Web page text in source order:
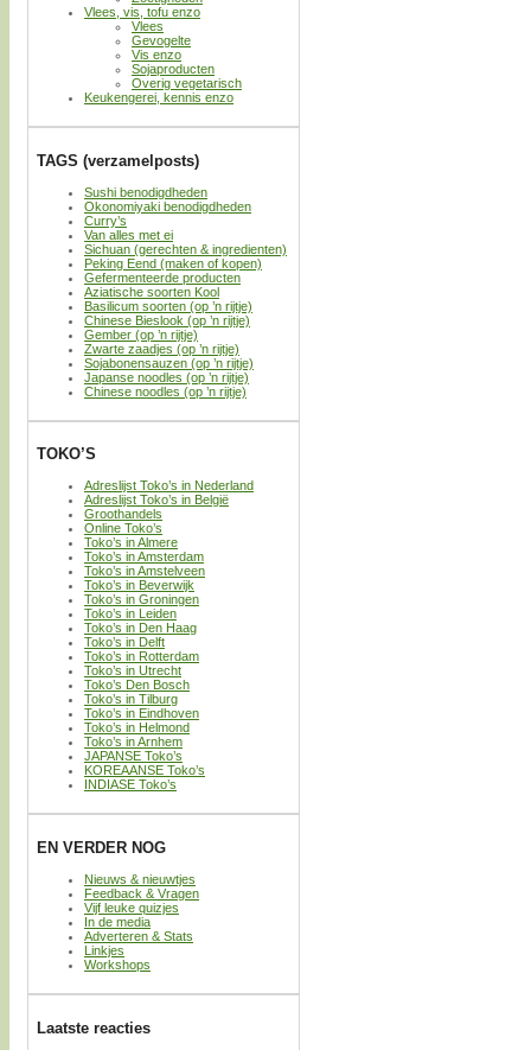
Vlees, vis, tofu enzo
Vlees
Gevogelte
Vis enzo
Sojaproducten
Overig vegetarisch
Keukengerei, kennis enzo
TAGS (verzamelposts)
Sushi benodigdheden
Okonomiyaki benodigdheden
Curry’s
Van alles met ei
Sichuan (gerechten & ingredienten)
Peking Eend (maken of kopen)
Gefermenteerde producten
Aziatische soorten Kool
Basilicum soorten (op ’n rijtje)
Chinese Bieslook (op ’n rijtje)
Gember (op ’n rijtje)
Zwarte zaadjes (op ’n rijtje)
Sojabonensauzen (op ’n rijtje)
Japanse noodles (op ’n rijtje)
Chinese noodles (op ’n rijtje)
TOKO’S
Adreslijst Toko’s in Nederland
Adreslijst Toko’s in België
Groothandels
Online Toko’s
Toko’s in Almere
Toko’s in Amsterdam
Toko’s in Amstelveen
Toko’s in Beverwijk
Toko’s in Groningen
Toko’s in Leiden
Toko’s in Den Haag
Toko’s in Delft
Toko’s in Rotterdam
Toko’s in Utrecht
Toko’s Den Bosch
Toko’s in Tilburg
Toko’s in Eindhoven
Toko’s in Helmond
Toko’s in Arnhem
JAPANSE Toko’s
KOREAANSE Toko’s
INDIASE Toko’s
EN VERDER NOG
Nieuws & nieuwtjes
Feedback & Vragen
Vijf leuke quizjes
In de media
Adverteren & Stats
Linkjes
Workshops
Laatste reacties